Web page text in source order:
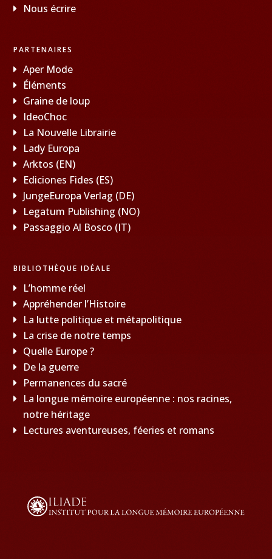
Nous écrire
PARTENAIRES
Aper Mode
Éléments
Graine de loup
IdeoChoc
La Nouvelle Librairie
Lady Europa
Arktos (EN)
Ediciones Fides (ES)
JungeEuropa Verlag (DE)
Legatum Publishing (NO)
Passaggio Al Bosco (IT)
BIBLIOTHÈQUE IDÉALE
L’homme réel
Appréhender l’Histoire
La lutte politique et métapolitique
La crise de notre temps
Quelle Europe ?
De la guerre
Permanences du sacré
La longue mémoire européenne : nos racines,
notre héritage
Lectures aventureuses, féeries et romans